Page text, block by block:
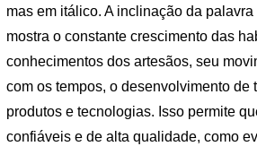
mas em itálico. A inclinação da
mostra o constante crescimento das
conhecimentos dos artesãos, seu
com os tempos, o desenvolvimento de
produtos e tecnologias. Isso permite
confiáveis ​​e de alta qualidade, como